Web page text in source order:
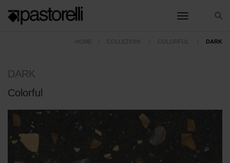
toggle
HOME COLLEZIONI COLORFUL DARK
DARK
Colorful